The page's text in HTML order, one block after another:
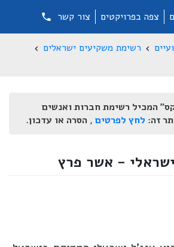
צפה בפרויקטים צור קשר
רשימת משקיעים ישראלים
המכיל רשימת חברות ואנשים
זה: לחץ לפרטים , הסרה או עדכון.
- אשר פרץ